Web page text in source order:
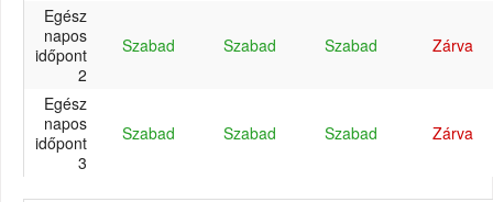
Egész
napos
időpont
2
Szabad Szabad Szabad Zárva
Egész
napos
időpont
3
Szabad Szabad Szabad Zárva